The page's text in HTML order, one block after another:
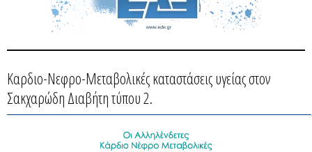
Καρδιο-Νεφρο-Μεταβολικές καταστάσεις υγείας στον
Σακχαρώδη Διαβήτη τύπου 2.